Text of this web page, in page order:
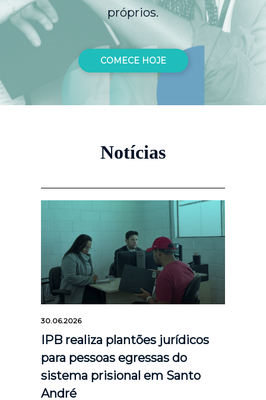
próprios.
COMECE HOJE
Notícias
30.06.2026
IPB realiza plantões jurídicos
para pessoas egressas do
sistema prisional em Santo
André